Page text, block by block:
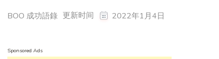
BOO 成功語錄 更新时间 2022年1月4日
Sponsored Ads